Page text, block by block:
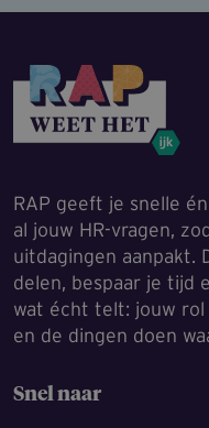
RAP geeft je snelle
al jouw HR-vragen,
uitdagingen aanpakt.
delen, bespaar je tijd
wat écht telt: jouw rol
en de dingen doen
Snel naar